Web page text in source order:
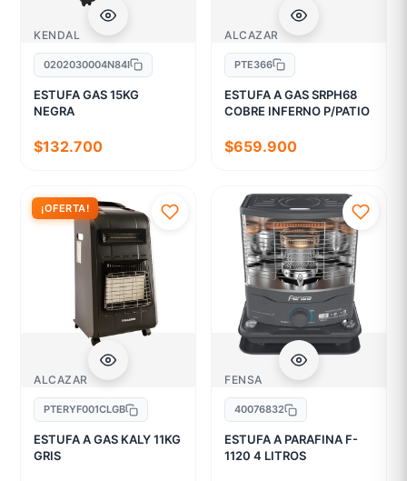
KENDAL
0202030004N84I
ESTUFA GAS 15KG
NEGRA
$132.700
ALCAZAR
PTE366
ESTUFA A GAS SRPH68
COBRE INFERNO P/PATIO
$659.900
¡OFERTA!
ALCAZAR
PTERYF001CLGB
ESTUFA A GAS KALY 11KG
GRIS
FENSA
40076832
ESTUFA A PARAFINA F-
1120 4 LITROS